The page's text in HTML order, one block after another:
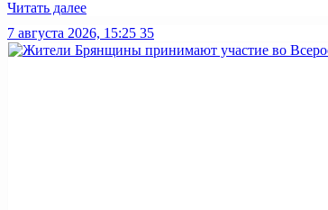
Читать далее
7 августа 2026, 15:25 35